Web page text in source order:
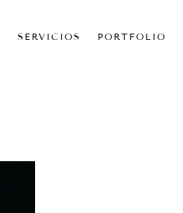
SERVICIOS PORTFOLIO